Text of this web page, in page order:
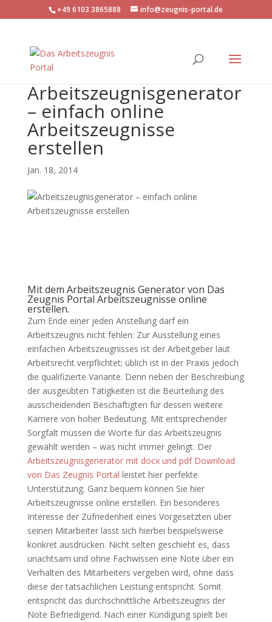
+49 6103 3865888 info@zeugnis-portal.de
Arbeitszeugnisgenerator
– einfach online
Arbeitszeugnisse
erstellen
Jan. 18, 2014
Mit dem Arbeitszeugnis Generatorvon Das
Zeugnis Portal Arbeitszeugnisse online
erstellen.
Zum Ende einer jeden Anstellung darf ein
Arbeitszeugnis nicht fehlen: Zur Ausstellung eines
einfachen Arbeitszeugnisses ist der Arbeitgeber laut
Arbeitsrecht verpflichtet; üblich ist in der Praxis jedoch
die qualifizierte Variante. Denn neben der Beschreibung
der ausgeübten Tätigkeiten ist die Beurteilung des
ausscheidenden Beschäftigten für dessen weitere
Karriere von hoher Bedeutung. Mit entsprechender
Sorgfalt müssen die Worte für das Arbeitszeugnis
gewählt werden – was nicht immer gelingt. Der
Arbeitszeugnisgenerator mit docx und pdf Download
von Das Zeugnis Portal leistet hier perfekte
Unterstützung. Ganz bequem können Sie hier
Arbeitszeugnisse online erstellen. Ein besonderes
Interesse der Zufriedenheit eines Vorgesetzten über
seinen Mitarbeiter lässt sich hierbei beispielsweise
konkret ausdrücken. Nicht selten geschieht es, dass
unachtsam und ohne Fachwissen eine Note über ein
Verhalten des Mitarbeiters vergeben wird, ohne dass
diese der tatsächlichen Leistung entspricht. Somit
entspricht das durchschnittliche Arbeitszeugnis der
Note Befriedigend. Nach einer Kündigung spielt bei